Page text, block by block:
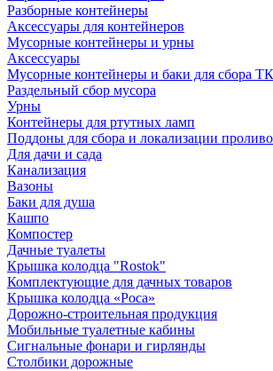
Разборные контейнеры
Аксессуары для контейнеров
Мусорные контейнеры и урны
Аксессуары
Мусорные контейнеры и баки для сбора
Раздельный сбор мусора
Урны
Контейнеры для ртутных ламп
Поддоны для сбора и локализации
Для дачи и сада
Канализация
Вазоны
Баки для душа
Кашпо
Компостер
Дачные туалеты
Крышка колодца "Rostok"
Комплектующие для дачных товаров
Крышка колодца «Роса»
Дорожно-строительная продукция
Мобильные туалетные кабины
Сигнальные фонари и гирлянды
Столбики дорожные